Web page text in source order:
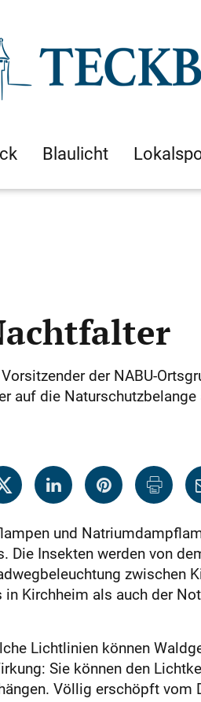
Blaulicht
der NABU-
auf die
und
Insekten werden von
zwischen
Kirchheim als auch der
Lichtlinien können
Sie können den
Völlig erschöpft vom